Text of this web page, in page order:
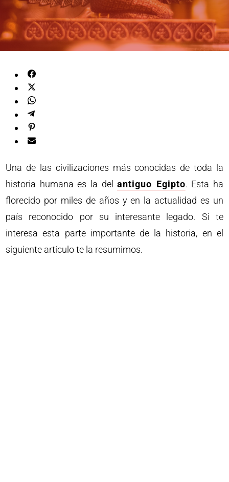
Una de las civilizaciones más conocidas de toda la
historia humana es la delantiguo Egipto. Esta ha
florecido por miles de años y en la actualidad es un
país reconocido por su interesante legado. Si te
interesa esta parte importante de la historia, en el
siguiente artículo te la resumimos.